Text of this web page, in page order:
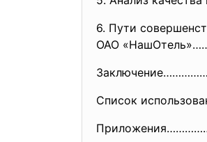
6. Пути
ОАО
Список